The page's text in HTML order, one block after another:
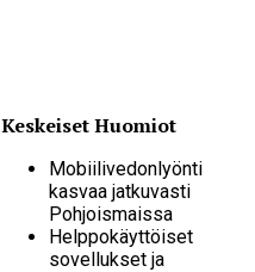
Keskeiset Huomiot
Mobiilivedonlyönti
kasvaa jatkuvasti
Pohjoismaissa
Helppokäyttöiset
sovellukset ja